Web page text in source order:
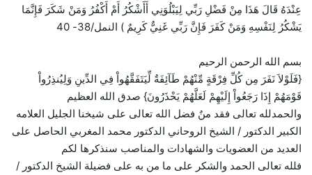
عِنْدَهُ قَالَ هَذَا مِنْ فَضْلِ رَبِّي لِيَبْلُوَنِي أَأَشْكُرُ أَمْ أَكْفُرُ وَمَنْ شَكَرَ فَإِنَّمَا
يَشْكُرُ لِنَفْسِهِ وَمَنْ كَفَرَ فَإِنَّ رَبِّي غَنِيٌّ كَرِيمٌ ) النمل/38- 40
بسم الله الرحمن الرحيم
{فَلَوْلاَ نَفَرَ مِن كُلِّ فِرْقَةٍ مِّنْهُمْ طَآئِفَةٌ لِّيَتَفَقَّهُواْ فِي الدِّينِ وَلِيُنذِرُواْ
قَوْمَهُمْ إِذَا رَجَعُواْ إِلَيْهِمْ لَعَلَّهُمْ يَحْذَرُونَ} صدق الله العظيم
والحمدلله تعالى فقد منٌ فضل الله تعالى على شيخنا الجليل العلامه
الكبير الدكتور / الشيخ الروحاني الدكتور محمد المغربي الحاصل على
العديد من العضويات والشهادات والمناصب سنذكرها لكم
فلله تعالى الحمد والشكر على ما من به على فضيلة الشيخ الدكتور /